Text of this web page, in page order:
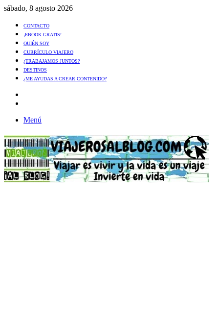
sábado, 8 agosto 2026
CONTACTO
¡EBOOK GRATIS!
QUIÉN SOY
CURRÍCULO VIAJERO
¿TRABAJAMOS JUNTOS?
DESTINOS
¿ME AYUDAS A CREAR CONTENIDO?
Menú